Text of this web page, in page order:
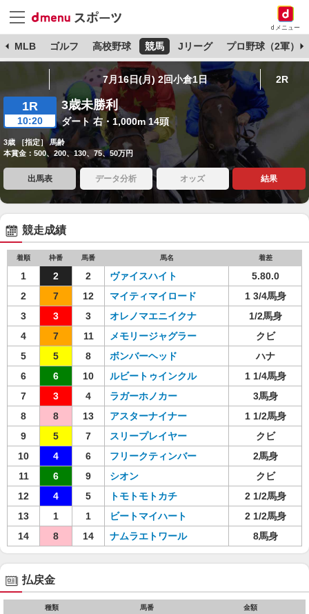
dメニュー
MLB ゴルフ 高校野球 競馬 Jリーグ プロ野球（2軍）
7月16日(月) 2回小倉1日 2R
1R
10:20
3歳未勝利
ダート 右・1,000m 14頭
3歳 ［指定］ 馬齢
本賞金：500、200、130、75、50万円
出馬表 データ分析 オッズ 結果
競走成績
着順 枠番 馬番 馬名 着差
1 2 2 ヴァイスハイト
5.80.0
2
7 12 マイティマイロード
1 3/4馬身
3
3 3 オレノマエニイクナ
1/2馬身
4
7 11 メモリージャグラー
クビ
5
5 8 ボンバーヘッド
ハナ
6
6 10 ルビートゥインクル
1 1/4馬身
7
3 4 ラガーホノカー
3馬身
8
8 13 アスターナイナー
1 1/2馬身
9
5 7 スリープレイヤー
クビ
10
4 6 フリークティンバー
2馬身
11
6 9 シオン
クビ
12
4 5 トモトモトカチ
2 1/2馬身
13
1 1 ビートマイハート
2 1/2馬身
14
8 14 ナムラエトワール 8馬身
払戻金
種類 馬番 金額